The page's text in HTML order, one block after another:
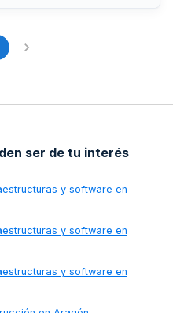
ser de tu interés
y software en
y software en
y software en